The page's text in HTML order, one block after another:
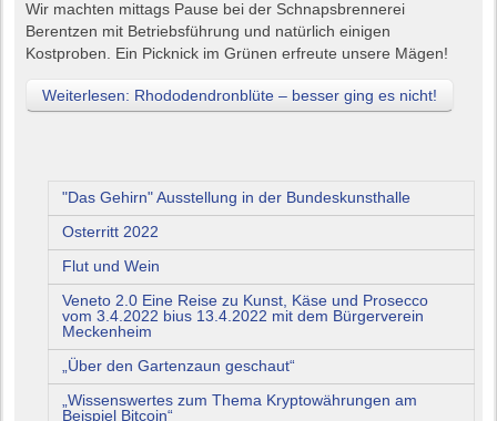
Wir machten mittags Pause bei der Schnapsbrennerei
Berentzen mit Betriebsführung und natürlich einigen
Kostproben. Ein Picknick im Grünen erfreute unsere Mägen!
Weiterlesen: Rhododendronblüte – besser ging es nicht!
"Das Gehirn" Ausstellung in der Bundeskunsthalle
Osterritt 2022
Flut und Wein
Veneto 2.0 Eine Reise zu Kunst, Käse und Prosecco
vom 3.4.2022 bius 13.4.2022 mit dem Bürgerverein
Meckenheim
„Über den Gartenzaun geschaut“
„Wissenswertes zum Thema Kryptowährungen am
Beispiel Bitcoin“